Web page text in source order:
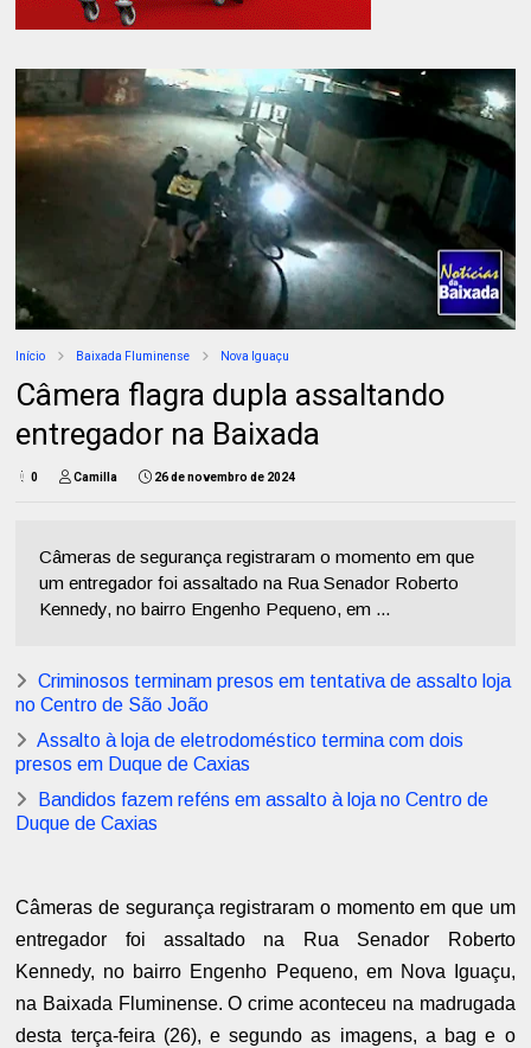
Início Baixada Fluminense Nova Iguaçu
Câmera flagra dupla assaltando
entregador na Baixada
0 Camilla 26 de novembro de 2024
Câmeras de segurança registraram o momento em que
um entregador foi assaltado na Rua Senador Roberto
Kennedy, no bairro Engenho Pequeno, em ...
Criminosos terminam presos em tentativa de assalto loja
no Centro de São João
Assalto à loja de eletrodoméstico termina com dois
presos em Duque de Caxias
Bandidos fazem reféns em assalto à loja no Centro de
Duque de Caxias
Câmeras de segurança registraram o momento em que um
entregador foi assaltado na Rua Senador Roberto
Kennedy, no bairro Engenho Pequeno, em Nova Iguaçu,
na Baixada Fluminense. O crime aconteceu na madrugada
desta terça-feira (26), e segundo as imagens, a bag e o